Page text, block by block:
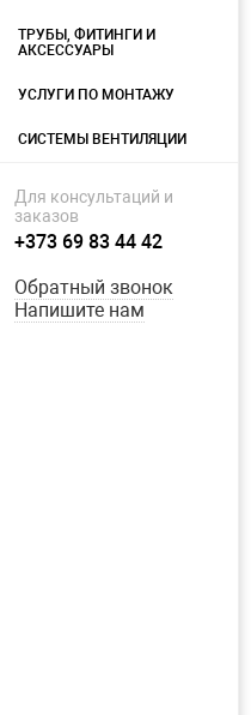
ТРУБЫ, ФИТИНГИ И
АКСЕССУАРЫ
УСЛУГИ ПО МОНТАЖУ
СИСТЕМЫ ВЕНТИЛЯЦИИ
Для консультаций и
заказов
+373 69 83 44 42
Обратный звонок
Напишите нам